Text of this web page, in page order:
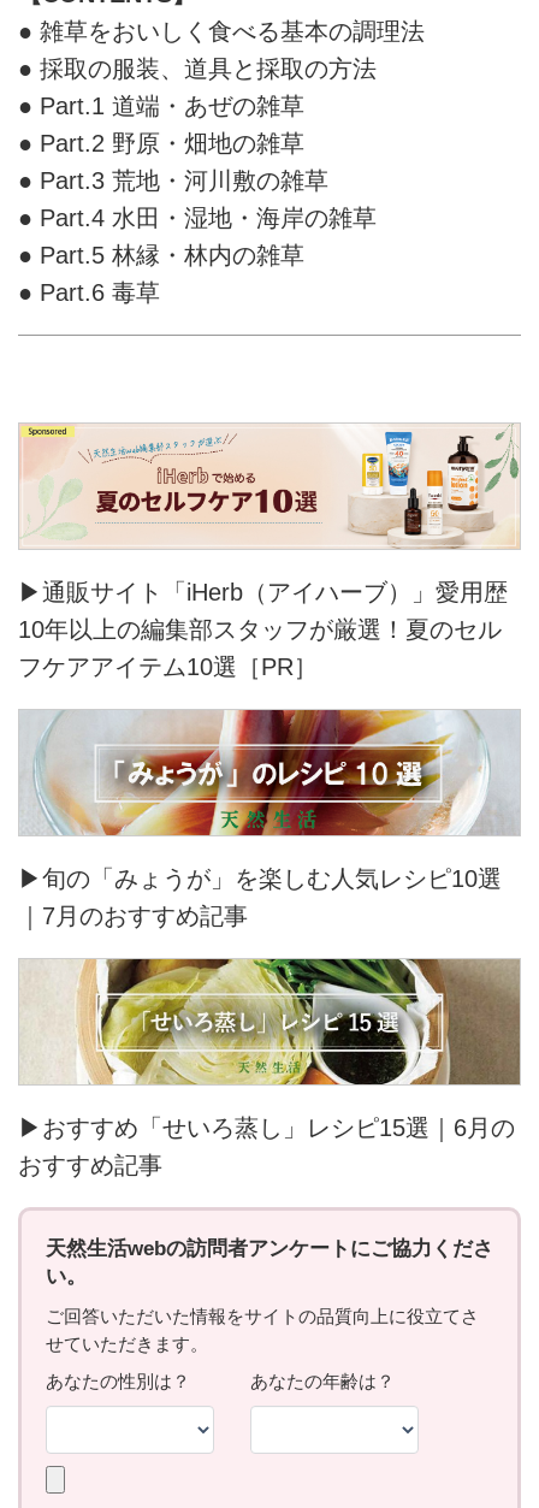
● 雑草をおいしく食べる基本の調理法
● 採取の服装、道具と採取の方法
● Part.1 道端・あぜの雑草
● Part.2 野原・畑地の雑草
● Part.3 荒地・河川敷の雑草
● Part.4 水田・湿地・海岸の雑草
● Part.5 林縁・林内の雑草
● Part.6 毒草
▶通販サイト「iHerb（アイハーブ）」愛用歴
10年以上の編集部スタッフが厳選！夏のセル
フケアアイテム10選［PR］
▶旬の「みょうが」を楽しむ人気レシピ10選
｜7月のおすすめ記事
▶おすすめ「せいろ蒸し」レシピ15選｜6月の
おすすめ記事